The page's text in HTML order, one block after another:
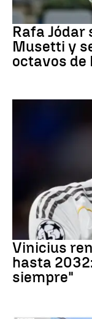
Tenis
Rafa Jódar
Musetti y
octavos
Vinicius Jr
Vinicius
hasta
siempre"